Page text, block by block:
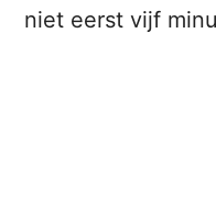
niet eerst vijf